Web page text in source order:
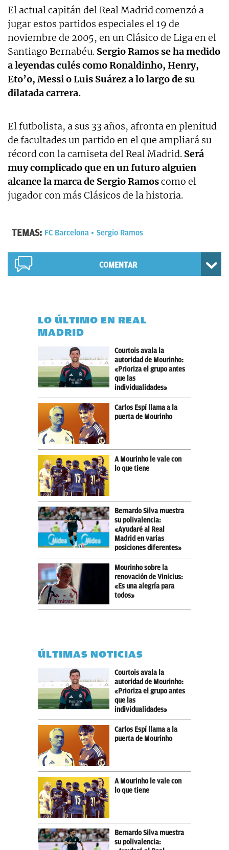
El actual capitán del Real Madrid comenzó a
jugar estos partidos especiales el 19 de
noviembre de 2005, en un Clásico de Liga en el
Santiago Bernabéu. Sergio Ramos se ha medido
a leyendas culés como Ronaldinho, Henry,
Eto’o, Messi o Luis Suárez a lo largo de su
dilatada carrera.
El futbolista, a sus 33 años, afronta en plenitud
de facultades un partido en el que ampliará su
récord con la camiseta del Real Madrid. Será
muy complicado que en un futuro alguien
alcance la marca de Sergio Ramoscomo el
jugador con más Clásicos de la historia.
TEMAS: FC Barcelona Sergio Ramos
COMENTAR
LO ÚLTIMO EN REAL
MADRID
Courtois avala la
autoridad de Mourinho:
«Prioriza el grupo antes
que las
individualidades»
Carlos Espí llama a la
puerta de Mourinho
A Mourinho le vale con
lo que tiene
Bernardo Silva muestra
su polivalencia:
«Ayudaré al Real
Madrid en varias
posiciones diferentes»
Mourinho sobre la
renovación de Vinicius:
«Es una alegría para
todos»
ÚLTIMAS NOTICIAS
Courtois avala la
autoridad de Mourinho:
«Prioriza el grupo antes
que las
individualidades»
Carlos Espí llama a la
puerta de Mourinho
A Mourinho le vale con
lo que tiene
Bernardo Silva muestra
su polivalencia: